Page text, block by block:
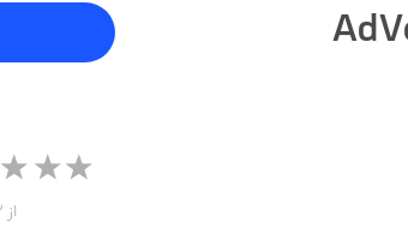
از 32 رای ثبت شده